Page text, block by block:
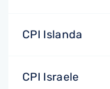
CPI Islanda
CPI Israele